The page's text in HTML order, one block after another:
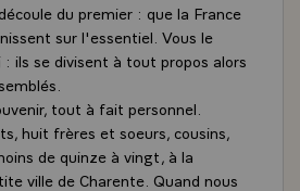
du premier : que la France
sur l'essentiel. Vous le
ils se divisent à tout propos alors
tout à fait personnel.
huit frères et soeurs, cousins,
de quinze à vingt, à la
ville de Charente. Quand nous